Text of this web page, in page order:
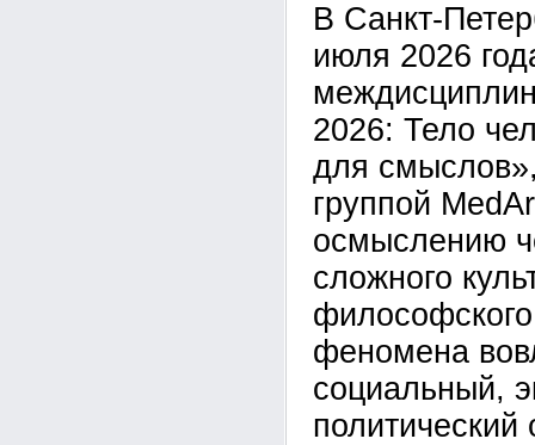
В Санкт-
июля 2026
2026: Тело
для
группой
осмыслению
сложного
феномена
социальный,
политический